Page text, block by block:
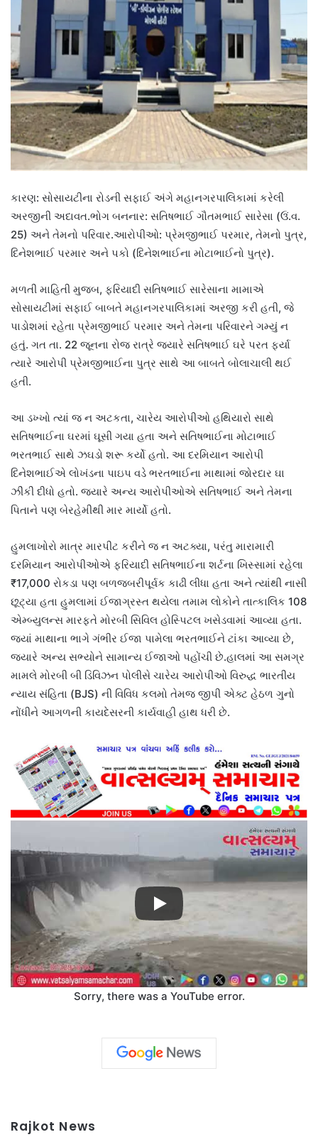
કારણ: સોસાયટીના રોડની સફાઈ અંગે મહાનગરપાલિકામાં કરેલી
અરજીની અદાવત.ભોગ બનનાર: સતિષભાઈ ગૌતમભાઈ સારેસા (ઉં.વ.
25) અને તેમનો પરિવાર.આરોપીઓ: પ્રેમજીભાઈ પરમાર, તેમનો પુત્ર,
દિનેશભાઈ પરમાર અને પકો (દિનેશભાઈના મોટાભાઈનો પુત્ર).
મળતી માહિતી મુજબ, ફરિયાદી સતિષભાઈ સારેસાના મામાએ
સોસાયટીમાં સફાઈ બાબતે મહાનગરપાલિકામાં અરજી કરી હતી, જે
પાડોશમાં રહેતા પ્રેમજીભાઈ પરમાર અને તેમના પરિવારને ગમ્યું ન
હતું. ગત તા. 22 જૂનના રોજ રાત્રે જ્યારે સતિષભાઈ ઘરે પરત ફર્યા
ત્યારે આરોપી પ્રેમજીભાઈના પુત્ર સાથે આ બાબતે બોલાચાલી થઈ
હતી.
આ ડખ્ખો ત્યાં જ ન અટકતા, ચારેય આરોપીઓ હથિયારો સાથે
સતિષભાઈના ઘરમાં ઘૂસી ગયા હતા અને સતિષભાઈના મોટાભાઈ
ભરતભાઈ સાથે ઝઘડો શરૂ કર્યો હતો. આ દરમિયાન આરોપી
દિનેશભાઈએ લોખંડના પાઇપ વડે ભરતભાઈના માથામાં જોરદાર ઘા
ઝીંકી દીધો હતો. જ્યારે અન્ય આરોપીઓએ સતિષભાઈ અને તેમના
પિતાને પણ બેરહેમીથી માર માર્યો હતો.
હુમલાખોરો માત્ર મારપીટ કરીને જ ન અટક્યા, પરંતુ મારામારી
દરમિયાન આરોપીઓએ ફરિયાદી સતિષભાઈના શર્ટના ખિસ્સામાં રહેલા
₹17,000 રોકડા પણ બળજબરીપૂર્વક કાઢી લીધા હતા અને ત્યાંથી નાસી
છૂટ્યા હતા હુમલામાં ઈજાગ્રસ્ત થયેલા તમામ લોકોને તાત્કાલિક 108
એમ્બ્યુલન્સ મારફતે મોરબી સિવિલ હોસ્પિટલ ખસેડવામાં આવ્યા હતા.
જ્યાં માથાના ભાગે ગંભીર ઈજા પામેલા ભરતભાઈને ટાંકા આવ્યા છે,
જ્યારે અન્ય સભ્યોને સામાન્ય ઈજાઓ પહોંચી છે.હાલમાં આ સમગ્ર
મામલે મોરબી બી ડિવિઝન પોલીસે ચારેય આરોપીઓ વિરુદ્ધ ભારતીય
ન્યાય સંહિતા (BJS) ની વિવિધ કલમો તેમજ જીપી એક્ટ હેઠળ ગુનો
નોંધીને આગળની કાયદેસરની કાર્યવાહી હાથ ધરી છે.
Sorry, there was a YouTube error.
Rajkot News